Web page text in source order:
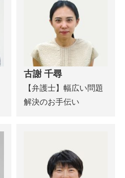
古謝 千尋
【弁護士】幅広い問題
解決のお手伝い